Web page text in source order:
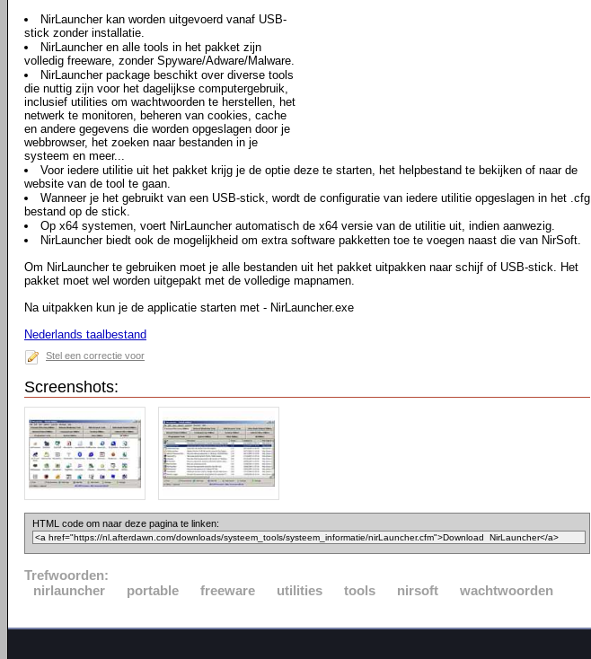
NirLauncher kan worden uitgevoerd vanaf USB-
stick zonder installatie.
NirLauncher en alle tools in het pakket zijn
volledig freeware, zonder Spyware/Adware/Malware.
NirLauncher package beschikt over diverse tools
die nuttig zijn voor het dagelijkse computergebruik,
inclusief utilities om wachtwoorden te herstellen, het
netwerk te monitoren, beheren van cookies, cache
en andere gegevens die worden opgeslagen door je
webbrowser, het zoeken naar bestanden in je
systeem en meer...
Voor iedere utilitie uit het pakket krijg je de optie deze te starten, het helpbestand te bekijken of naar de
website van de tool te gaan.
Wanneer je het gebruikt van een USB-stick, wordt de configuratie van iedere utilitie opgeslagen in het .cfg
bestand op de stick.
Op x64 systemen, voert NirLauncher automatisch de x64 versie van de utilitie uit, indien aanwezig.
NirLauncher biedt ook de mogelijkheid om extra software pakketten toe te voegen naast die van NirSoft.
Om NirLauncher te gebruiken moet je alle bestanden uit het pakket uitpakken naar schijf of USB-stick. Het
pakket moet wel worden uitgepakt met de volledige mapnamen.
Na uitpakken kun je de applicatie starten met - NirLauncher.exe
Nederlands taalbestand
Stel een correctie voor
Screenshots:
HTML code om naar deze pagina te linken:
Trefwoorden:
nirlauncher
portable freeware utilities tools nirsoft wachtwoorden